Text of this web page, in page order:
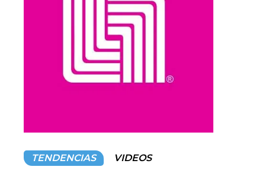
TENDENCIAS VIDEOS